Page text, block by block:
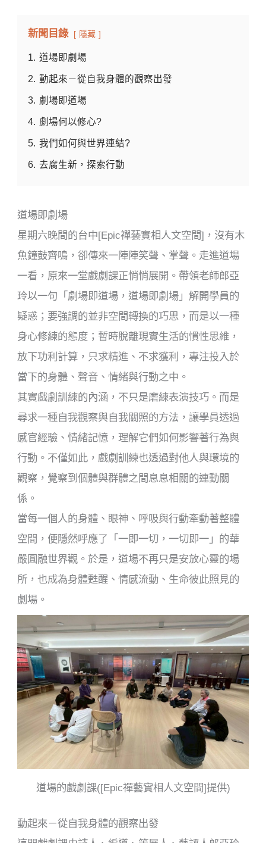
o
k
新聞目錄 隱藏
1. 道場即劇場
2. 動起來－從自我身體的觀察出發
3. 劇場即道場
4. 劇場何以修心?
5. 我們如何與世界連結?
6. 去腐生新，探索行動
道場即劇場
星期六晚間的台中[Epic禪藝實相人文空間]，沒有木
魚鐘鼓齊鳴，卻傳來一陣陣笑聲、掌聲。走進道場
一看，原來一堂戲劇課正悄悄展開。帶領老師郎亞
玲以一句「劇場即道場，道場即劇場」解開學員的
疑惑；要強調的並非空間轉換的巧思，而是以一種
身心修練的態度；暫時脫離現實生活的慣性思維，
放下功利計算，只求精進、不求獲利，專注投入於
當下的身體、聲音、情緒與行動之中。
其實戲劇訓練的內涵，不只是磨練表演技巧。而是
尋求一種自我觀察與自我關照的方法，讓學員透過
感官經驗、情緒記憶，理解它們如何影響著行為與
行動。不僅如此，戲劇訓練也透過對他人與環境的
觀察，覺察到個體與群體之間息息相關的連動關
係。
當每一個人的身體、眼神、呼吸與行動牽動著整體
空間，便隱然呼應了「一即一切，一切即一」的華
嚴圓融世界觀。於是，道場不再只是安放心靈的場
所，也成為身體甦醒、情感流動、生命彼此照見的
劇場。
道場的戲劇課([Epic禪藝實相人文空間]提供)
動起來－從自我身體的觀察出發